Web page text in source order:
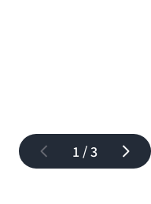
1 / 3